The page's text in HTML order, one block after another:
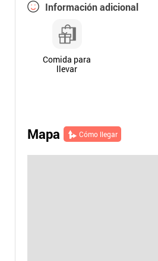
Información adicional
Comida para
llevar
Mapa Cómo llegar